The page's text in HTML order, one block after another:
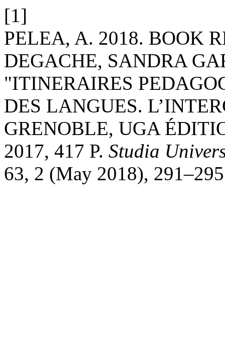
[1]
PELEA, A. 2018. BOOK
DEGACHE, SANDRA
"ITINERAIRES
DES LANGUES.
GRENOBLE, UGA
2017, 417 P. Studia
63, 2 (May 2018),